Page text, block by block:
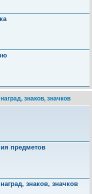
знаков, значков
предметов
знаков, значков